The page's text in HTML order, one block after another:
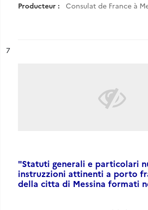
Producteur : Consulat de France à
n°
7
"Statuti generali e particolari
instruzzioni attinenti a porto
della citta di Messina formati